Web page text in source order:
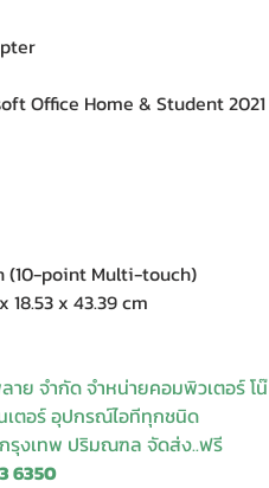
Office Home & Student 2021
point Multi-touch)
x 43.39 cm
าย จำกัด จำหน่ายคอมพิวเตอร์ โน๊
เตอร์ อุปกรณ์ไอทีทุกชนิด
รุงเทพ ปริมณฑล จัดส่ง..ฟรี
6350